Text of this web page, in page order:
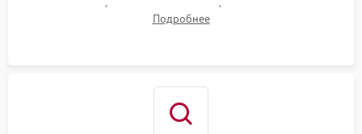
прессостата (датчика уровня воды), датчика мутности,
концевика дверцы и электронного модуля управления.
Подробнее